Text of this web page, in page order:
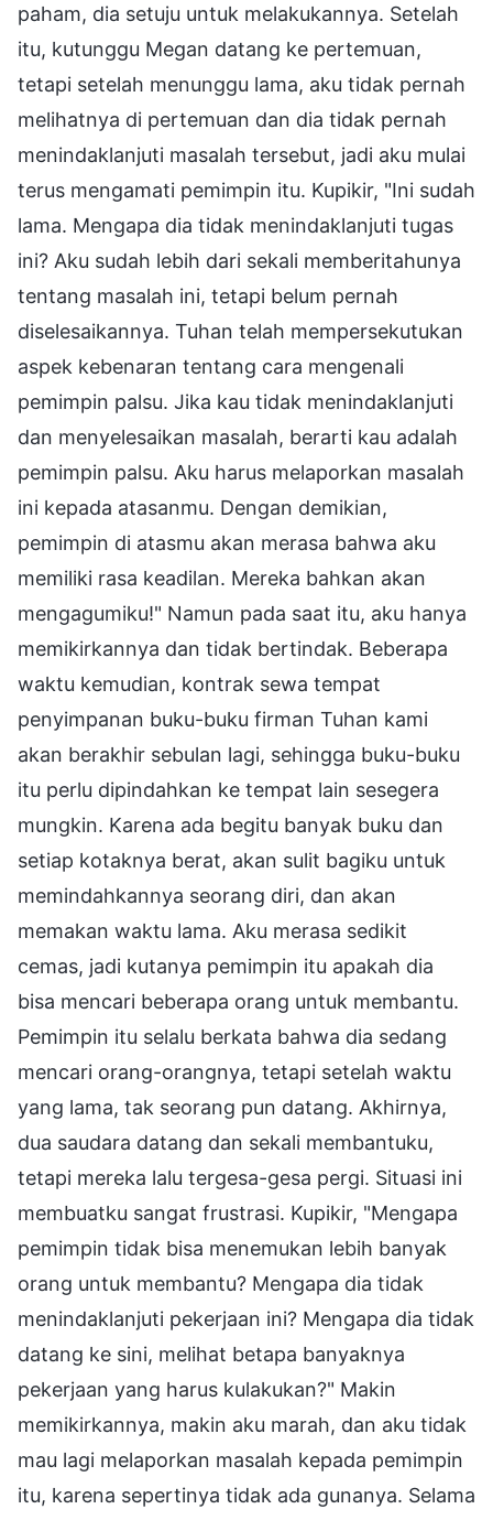
paham, dia setuju untuk melakukannya. Setelah
itu, kutunggu Megan datang ke pertemuan,
tetapi setelah menunggu lama, aku tidak pernah
melihatnya di pertemuan dan dia tidak pernah
menindaklanjuti masalah tersebut, jadi aku mulai
terus mengamati pemimpin itu. Kupikir, "Ini sudah
lama. Mengapa dia tidak menindaklanjuti tugas
ini? Aku sudah lebih dari sekali memberitahunya
tentang masalah ini, tetapi belum pernah
diselesaikannya. Tuhan telah mempersekutukan
aspek kebenaran tentang cara mengenali
pemimpin palsu. Jika kau tidak menindaklanjuti
dan menyelesaikan masalah, berarti kau adalah
pemimpin palsu. Aku harus melaporkan masalah
ini kepada atasanmu. Dengan demikian,
pemimpin di atasmu akan merasa bahwa aku
memiliki rasa keadilan. Mereka bahkan akan
mengagumiku!" Namun pada saat itu, aku hanya
memikirkannya dan tidak bertindak. Beberapa
waktu kemudian, kontrak sewa tempat
penyimpanan buku-buku firman Tuhan kami
akan berakhir sebulan lagi, sehingga buku-buku
itu perlu dipindahkan ke tempat lain sesegera
mungkin. Karena ada begitu banyak buku dan
setiap kotaknya berat, akan sulit bagiku untuk
memindahkannya seorang diri, dan akan
memakan waktu lama. Aku merasa sedikit
cemas, jadi kutanya pemimpin itu apakah dia
bisa mencari beberapa orang untuk membantu.
Pemimpin itu selalu berkata bahwa dia sedang
mencari orang-orangnya, tetapi setelah waktu
yang lama, tak seorang pun datang. Akhirnya,
dua saudara datang dan sekali membantuku,
tetapi mereka lalu tergesa-gesa pergi. Situasi ini
membuatku sangat frustrasi. Kupikir, "Mengapa
pemimpin tidak bisa menemukan lebih banyak
orang untuk membantu? Mengapa dia tidak
menindaklanjuti pekerjaan ini? Mengapa dia tidak
datang ke sini, melihat betapa banyaknya
pekerjaan yang harus kulakukan?" Makin
memikirkannya, makin aku marah, dan aku tidak
mau lagi melaporkan masalah kepada pemimpin
itu, karena sepertinya tidak ada gunanya. Selama